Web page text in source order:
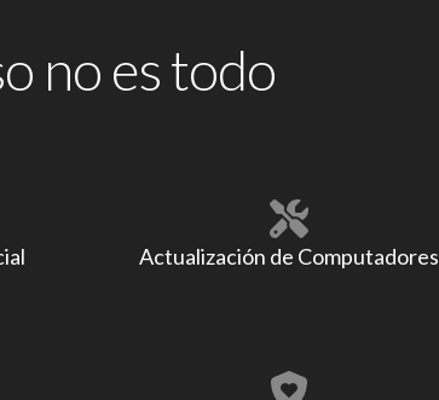
no es todo
Actualización de Computadores